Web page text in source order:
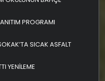
PROGRAMI
SICAK ASFALT
YENİLEME